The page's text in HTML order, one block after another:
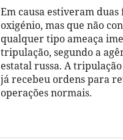
Em causa estiveram duas
oxigénio, mas que não
qualquer tipo ameaça
tripulação, segundo a
estatal russa. A
já recebeu ordens para
operações normais.